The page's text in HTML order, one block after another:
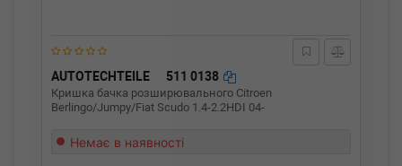
AUTOTECHTEILE 511 0138
Кришка бачка розширювального Citroen
Berlingo/Jumpy/Fiat Scudo 1.4-2.2HDI 04-
Немає в наявності